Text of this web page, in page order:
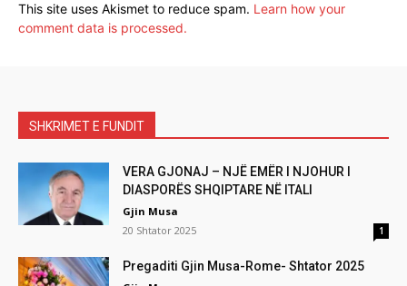
This site uses Akismet to reduce spam. Learn how your
comment data is processed.
SHKRIMET E FUNDIT
VERA GJONAJ – NJË EMËR I NJOHUR I
DIASPORËS SHQIPTARE NË ITALI
Gjin Musa
20 Shtator 2025
1
Pregaditi Gjin Musa-Rome- Shtator 2025